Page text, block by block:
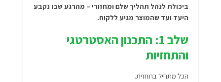
ביכולת לנהל תהליך שלם ומחזורי – מהרגע שבו נקבע
היעד ועד שהמוצר מגיע ללקוח.
שלב 1: התכנון האסטרטגי
והתחזיות
הכל מתחיל בתחזית.